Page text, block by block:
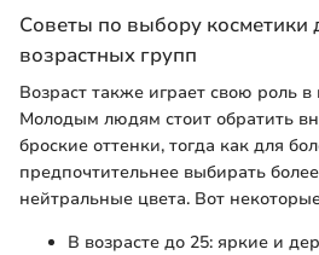
Советы по выбору косметики
возрастных групп
Возраст также играет свою роль
Молодым людям стоит обратить
броские оттенки, тогда как для
предпочтительнее выбирать
нейтральные цвета. Вот
В возрасте до 25: яркие и